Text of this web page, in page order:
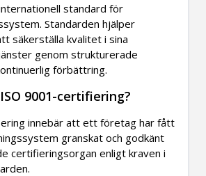
standard för
Standarden hjälper
säkerställa kvalitet i sina
genom strukturerade
förbättring.
9001-certifiering?
innebär att ett företag har fått
granskat och godkänt
certifieringsorgan enligt kraven i